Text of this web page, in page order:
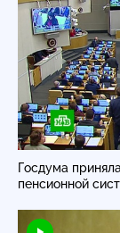
Госдума
пенсионной